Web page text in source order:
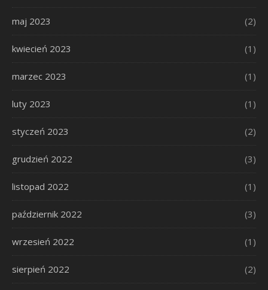
maj 2023 (2)
kwiecień 2023 (1)
marzec 2023 (1)
luty 2023 (1)
styczeń 2023 (2)
grudzień 2022 (3)
listopad 2022 (1)
październik 2022 (3)
wrzesień 2022 (1)
sierpień 2022 (2)